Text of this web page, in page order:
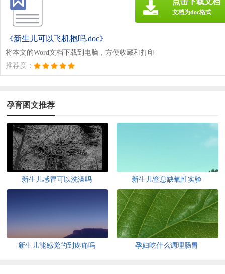
《新生儿可以飞机抱吗.doc》
将本文的Word文档下载到电脑，方便收藏和打印
推荐度：
文档为doc格式
孕育图文推荐
新生儿感冒可以洗澡吗 新生儿窒息缺氧性实验
新生儿能感觉的到疼痛吗 孕妇吃什么调理肠胃